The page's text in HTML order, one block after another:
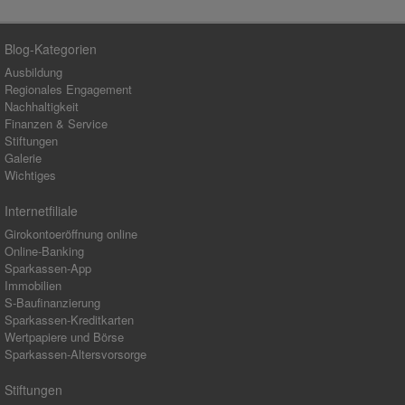
Blog-Kategorien
Ausbildung
Regionales Engagement
Nachhaltigkeit
Finanzen & Service
Stiftungen
Galerie
Wichtiges
Internetfiliale
Girokontoeröffnung online
Online-Banking
Sparkassen-App
Immobilien
S-Baufinanzierung
Sparkassen-Kreditkarten
Wertpapiere und Börse
Sparkassen-Altersvorsorge
Stiftungen